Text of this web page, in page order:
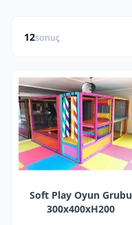
12sonuç
Soft Play Oyun Grubu
300x400xH200